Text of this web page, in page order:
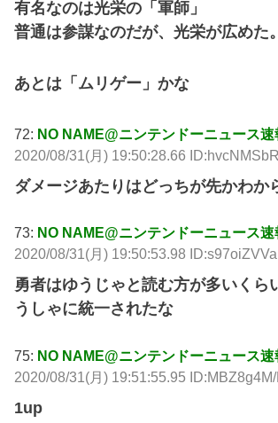
有名なのは光栄の「軍師」
普通は参謀なのだが、光栄が広めた。
あとは「ムリゲー」かな
72: NO NAME@ニンテンドーニュース速
2020/08/31(月) 19:50:28.66
ダメージあたりはどっちが先かわか
73: NO NAME@ニンテンドーニュース速
2020/08/31(月) 19:50:53.98 ID:s97oiZVVa
勇者はゆうじゃと読む方が多いくら
うしゃに統一されたな
75: NO NAME@ニンテンドーニュース速
2020/08/31(月) 19:51:55.95 ID:MBZ8g4M/
1up